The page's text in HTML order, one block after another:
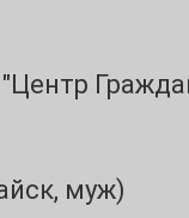
муж)